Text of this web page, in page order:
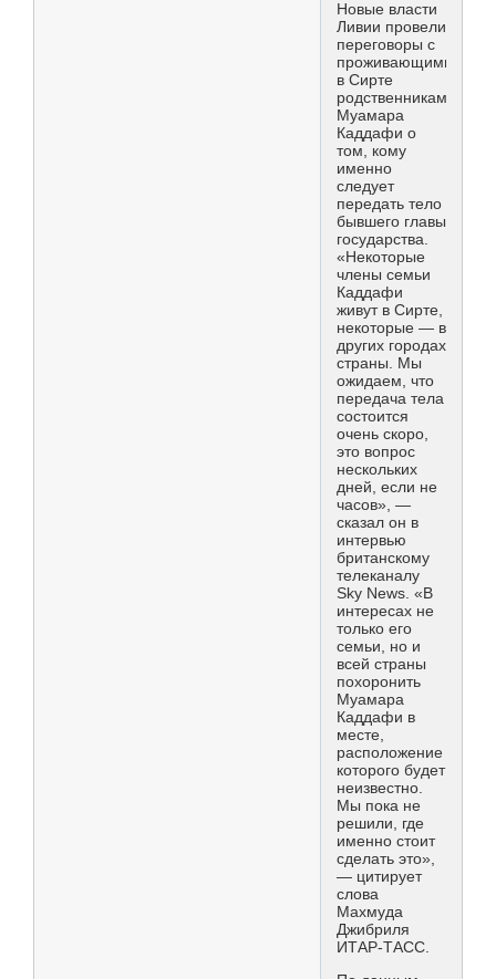
Новые власти
Ливии провели
переговоры с
проживающими
в Сирте
родственниками
Муамара
Каддафи о
том, кому
именно
следует
передать тело
бывшего главы
государства.
«Некоторые
члены семьи
Каддафи
живут в Сирте,
некоторые — в
других городах
страны. Мы
ожидаем, что
передача тела
состоится
очень скоро,
это вопрос
нескольких
дней, если не
часов», —
сказал он в
интервью
британскому
телеканалу
Sky News. «В
интересах не
только его
семьи, но и
всей страны
похоронить
Муамара
Каддафи в
месте,
расположение
которого будет
неизвестно.
Мы пока не
решили, где
именно стоит
сделать это»,
— цитирует
слова
Махмуда
Джибриля
ИТАР-ТАСС.